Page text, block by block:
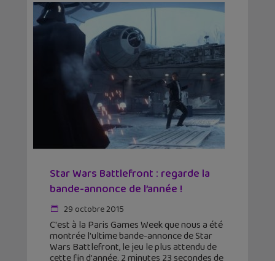
Star Wars Battlefront : regarde la
bande-annonce de l’année !
29 octobre 2015
C'est à la Paris Games Week que nous a été
montrée l'ultime bande-annonce de Star
Wars Battlefront, le jeu le plus attendu de